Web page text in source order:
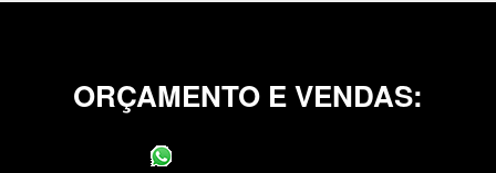
ORÇAMENTO E VENDAS: